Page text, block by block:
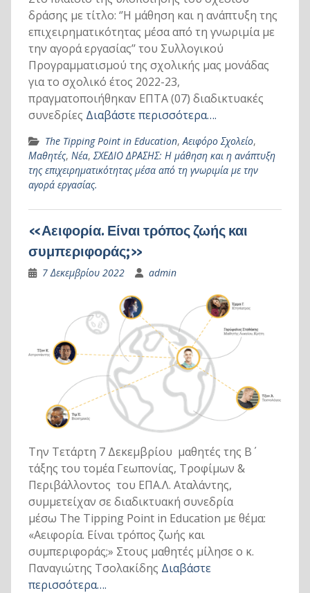
δράσης με τίτλο: ‘’Η μάθηση και η ανάπτυξη της
επιχειρηματικότητας μέσα από τη γνωριμία με
την αγορά εργασίας’’ του Συλλογικού
Προγραμματισμού της σχολικής μας μονάδας
για το σχολικό έτος 2022-23,
πραγματοποιήθηκαν ΕΠΤΑ (07) διαδικτυακές
συνεδρίες Διαβάστε περισσότερα….
The Tipping Point in Education,Αειφόρο Σχολείο,
Μαθητές, Νέα,ΣΧΕΔΙΟ ΔΡΑΣΗΣ: Η μάθηση και η ανάπτυξη
της επιχειρηματικότητας μέσα από τη γνωριμία με την
αγορά εργασίας.
«Αειφορία. Είναι τρόπος ζωής και
συμπεριφοράς;»
7 Δεκεμβρίου 2022 admin
Την Τετάρτη 7 Δεκεμβρίου μαθητές της Β΄
τάξης του τομέα Γεωπονίας, Τροφίμων &
Περιβάλλοντος του ΕΠΑ.Λ. Αταλάντης,
συμμετείχαν σε διαδικτυακή συνεδρία
μέσω The Tipping Point in Education με θέμα:
«Αειφορία. Είναι τρόπος ζωής και
συμπεριφοράς;» Στους μαθητές μίλησε ο κ.
Παναγιώτης Τσολακίδης Διαβάστε
περισσότερα….